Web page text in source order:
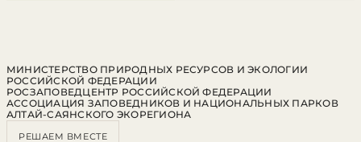
МИНИСТЕРСТВО ПРИРОДНЫХ РЕСУРСОВ И ЭКОЛОГИИ
РОССИЙСКОЙ ФЕДЕРАЦИИ
РОСЗАПОВЕДЦЕНТР РОССИЙСКОЙ ФЕДЕРАЦИИ
АССОЦИАЦИЯ ЗАПОВЕДНИКОВ И НАЦИОНАЛЬНЫХ ПАРКОВ
АЛТАЙ-САЯНСКОГО ЭКОРЕГИОНА
РЕШАЕМ ВМЕСТЕ